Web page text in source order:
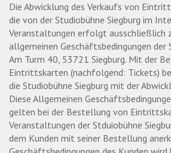
Die Abwicklung des Verkaufs von
die von der Studiobühne Siegburg im
Veranstaltungen erfolgt ausschließlich
allgemeinen Geschäftsbedingungen der
Am Turm 40, 53721 Siegburg. Mit der
Eintrittskarten (nachfolgend: Tickets)
die Studiobühne Siegburg mit der
Diese Allgemeinen
gelten bei der Bestellung von
Veranstaltungen der Stduiobühne
dem Kunden mit seiner Bestellung